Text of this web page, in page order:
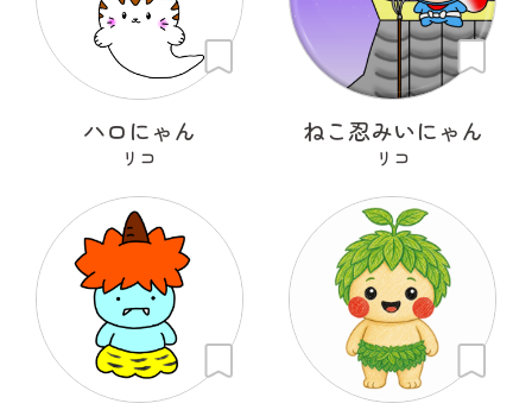
ハロにゃん
リコ
ねこ忍みいにゃん
リコ